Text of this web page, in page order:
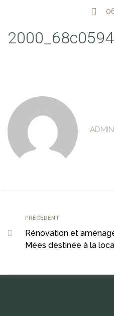
ADMIN
PRÉCÉDENT
Rénovation et
Mées destinée à la